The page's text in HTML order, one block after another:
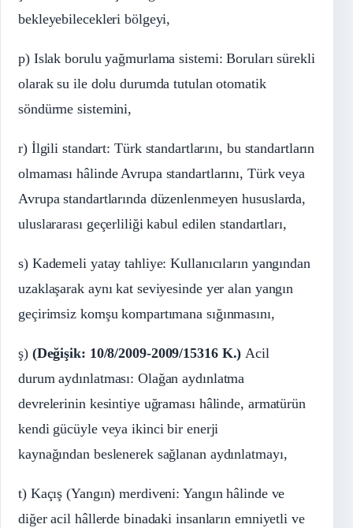
bekleyebilecekleri bölgeyi,
p) Islak borulu yağmurlama sistemi: Boruları sürekli
olarak su ile dolu durumda tutulan otomatik
söndürme sistemini,
r) İlgili standart: Türk standartlarını, bu standartların
olmaması hâlinde Avrupa standartlarını, Türk veya
Avrupa standartlarında düzenlenmeyen hususlarda,
uluslararası geçerliliği kabul edilen standartları,
s) Kademeli yatay tahliye: Kullanıcıların yangından
uzaklaşarak aynı kat seviyesinde yer alan yangın
geçirimsiz komşu kompartımana sığınmasını,
ş) (Değişik: 10/8/2009-2009/15316 K.) Acil
durum aydınlatması: Olağan aydınlatma
devrelerinin kesintiye uğraması hâlinde, armatürün
kendi gücüyle veya ikinci bir enerji
kaynağından beslenerek sağlanan aydınlatmayı,
t) Kaçış (Yangın) merdiveni: Yangın hâlinde ve
diğer acil hâllerde binadaki insanların emniyetli ve